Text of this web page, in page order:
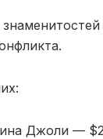
Джоли —